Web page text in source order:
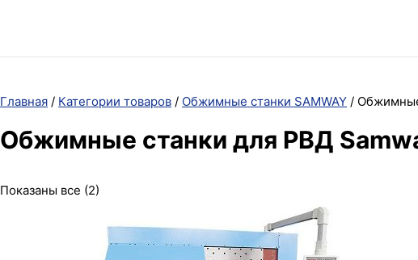
Главная / Категории товаров / Обжимные станки SAMWAY /
Обжимные станки для РВД
Показаны все (2)